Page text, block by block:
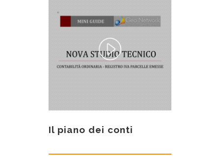
Il piano dei conti